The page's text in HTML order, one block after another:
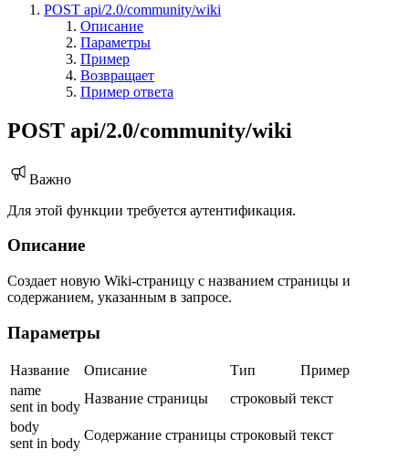
POST api/2.0/community/wiki
Описание
Параметры
Пример
Возвращает
Пример ответа
POST api/2.0/community/wiki
Важно
Для этой функции требуется аутентификация.
Описание
Создает новую Wiki-страницу с названием страницы и
содержанием, указанным в запросе.
Параметры
Название Описание Тип
Пример
name
sent in body
Название страницы строковый текст
body
sent in body
Содержание страницы строковый текст